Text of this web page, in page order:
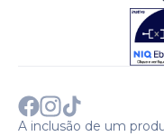
Política de Privacidade
Comprar com CNPJ?
Sobre a COTY no
Cenoura & Bronze
A inclusão de um